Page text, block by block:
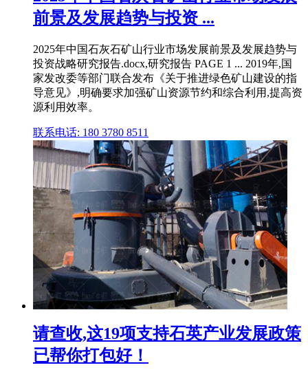
前景及发展趋势与投资 ...
2025年中国石灰石矿山行业市场发展前景及发展趋势与
投资战略研究报告.docx,研究报告 PAGE 1 ... 2019年,国
家发改委等部门联合发布《关于推进绿色矿山建设的指
导意见》,明确要求加强矿山资源节约和综合利用,提高资
源利用效率。
联系电话: 180 3780 8511
请查收,这19项支持石英产业发展政策
已帮你打包好！